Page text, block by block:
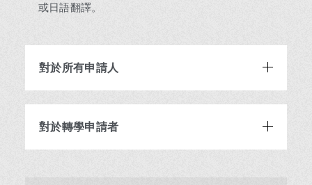
或日語翻譯。
對於所有申請人
對於轉學申請者